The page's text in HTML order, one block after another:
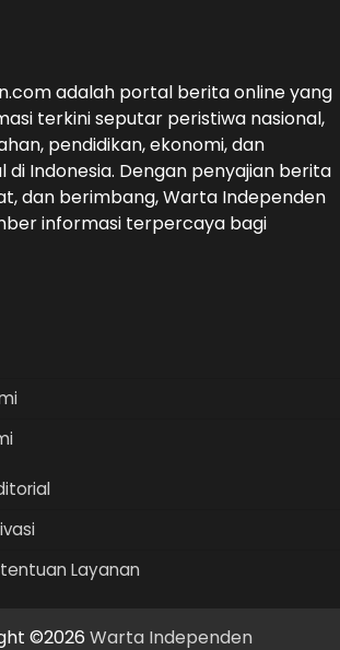
adalah portal berita online yang
terkini seputar peristiwa nasional,
pendidikan, ekonomi, dan
di Indonesia. Dengan penyajian berita
dan berimbang, Warta Independen
informasi terpercaya bagi
Layanan
©2026 Warta Independen